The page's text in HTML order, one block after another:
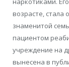
возрасте, стала
знаменитой
пациентом
учреждение на
вынесена в